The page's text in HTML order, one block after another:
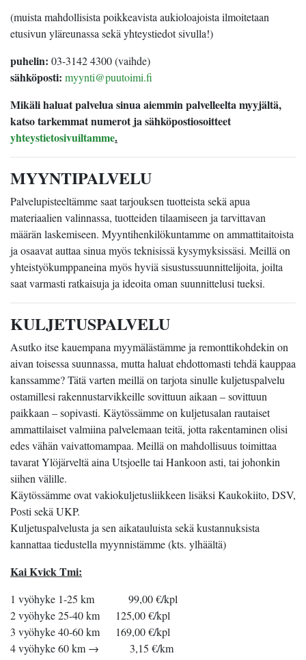
(muista mahdollisista poikkeavista aukioloajoista ilmoitetaan
etusivun yläreunassa sekä yhteystiedot sivulla!)
puhelin: 03-3142 4300 (vaihde)
sähköposti: myynti@puutoimi.fi
Mikäli haluat palvelua sinua aiemmin palvelleelta myyjältä,
katso tarkemmat numerot ja sähköpostiosoitteet
yhteystietosivuiltamme.
MYYNTIPALVELU
Palvelupisteeltämme saat tarjouksen tuotteista sekä apua
materiaalien valinnassa, tuotteiden tilaamiseen ja tarvittavan
määrän laskemiseen. Myyntihenkilökuntamme on ammattitaitoista
ja osaavat auttaa sinua myös teknisissä kysymyksissäsi. Meillä on
yhteistyökumppaneina myös hyviä sisustussuunnittelijoita, joilta
saat varmasti ratkaisuja ja ideoita oman suunnittelusi tueksi.
KULJETUSPALVELU
Asutko itse kauempana myymälästämme ja remonttikohdekin on
aivan toisessa suunnassa, mutta haluat ehdottomasti tehdä kauppaa
kanssamme? Tätä varten meillä on tarjota sinulle kuljetuspalvelu
ostamillesi rakennustarvikkeille sovittuun aikaan – sovittuun
paikkaan – sopivasti. Käytössämme on kuljetusalan rautaiset
ammattilaiset valmiina palvelemaan teitä, jotta rakentaminen olisi
edes vähän vaivattomampaa. Meillä on mahdollisuus toimittaa
tavarat Ylöjärveltä aina Utsjoelle tai Hankoon asti, tai johonkin
siihen välille.
Käytössämme ovat vakiokuljetusliikkeen lisäksi Kaukokiito, DSV,
Posti sekä UKP.
Kuljetuspalvelusta ja sen aikatauluista sekä kustannuksista
kannattaa tiedustella myynnistämme (kts. ylhäältä)
Kai Kvick Tmi:
1 vyöhyke 1-25 km 99,00 €/kpl
2 vyöhyke 25-40 km 125,00 €/kpl
3 vyöhyke 40-60 km 169,00 €/kpl
4 vyöhyke 60 km → 3,15 €/km